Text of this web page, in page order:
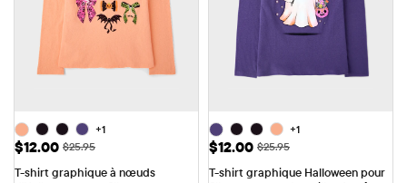
+1
Prix ​​de vente: $12.00
$12.00 Prix ​​d'origine: $25.95
$25.95
T-shirt graphique à nœuds
+1
Prix ​​de vente: $12.00
$12.00 Prix ​​d'origine: $25.95
$25.95
T-shirt graphique Halloween pour